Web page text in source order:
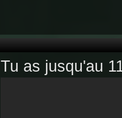
Tu as jusqu'au